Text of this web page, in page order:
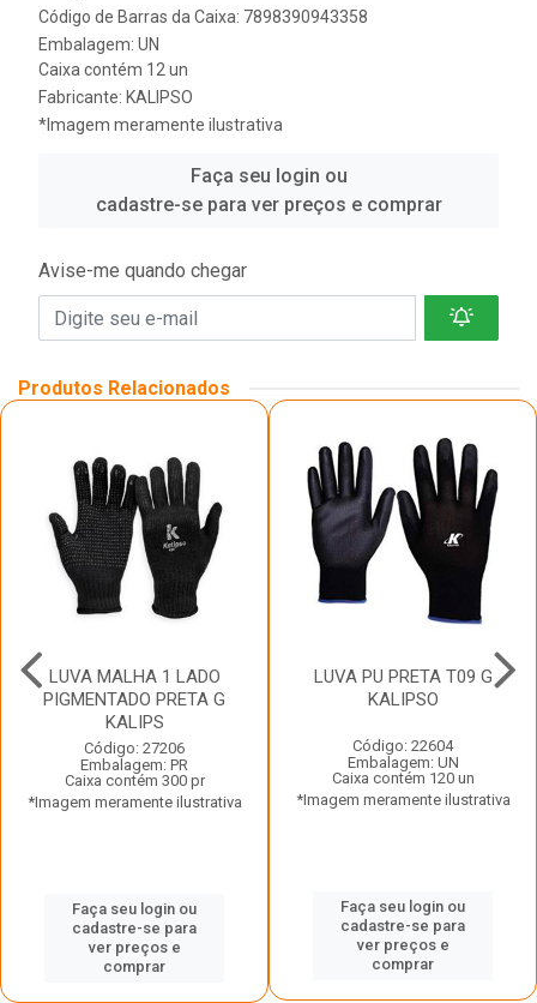
Código de Barras da Caixa: 7898390943358
Embalagem: UN
Caixa contém 12 un
Fabricante: KALIPSO
*Imagem meramente ilustrativa
Faça seu login ou
cadastre-se para ver preços e comprar
Avise-me quando chegar
Produtos Relacionados
LUVA MALHA 1 LADO
PIGMENTADO PRETA G
KALIPS
Código: 27206
Embalagem: PR
Caixa contém 300 pr
*Imagem meramente ilustrativa
Faça seu login ou
cadastre-se para
ver preços e
comprar
LUVA PU PRETA T09 G
KALIPSO
Código: 22604
Embalagem: UN
Caixa contém 120 un
*Imagem meramente ilustrativa
Faça seu login ou
cadastre-se para
ver preços e
comprar